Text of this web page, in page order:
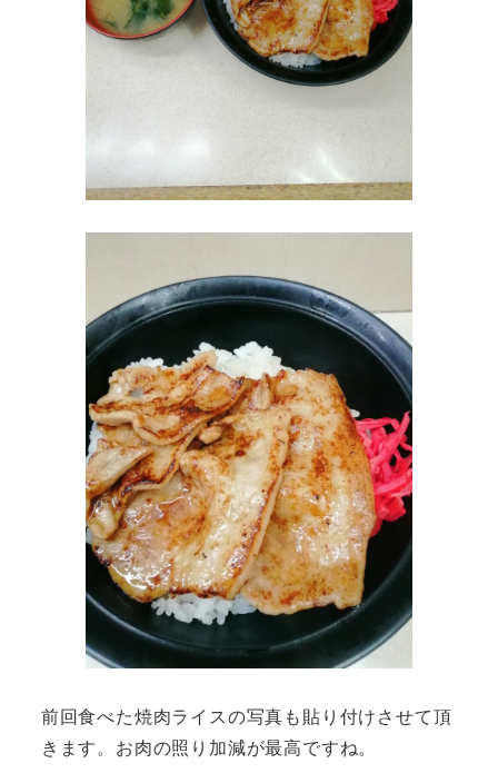
前回食べた焼肉ライスの写真も貼り付けさせて頂
きます。お肉の照り加減が最高ですね。